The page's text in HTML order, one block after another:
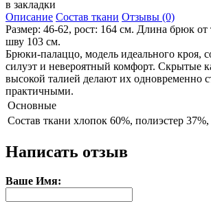
в закладки
Описание Состав ткани Отзывы (0)
Размер: 46-62, рост: 164 см. Длина брюк
шву 103 см.
Брюки-палаццо, модель идеального кроя,
силуэт и невероятный комфорт. Скрытые
высокой талией делают их одновременно
практичными.
Основные
Состав ткани хлопок 60%, полиэстер 37%,
Написать отзыв
Ваше Имя: